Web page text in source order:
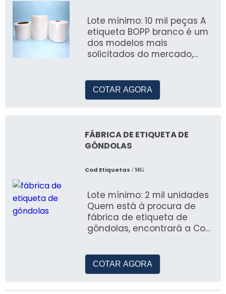
Lote mínimo: 10 mil peças A
etiqueta BOPP branco é um
dos modelos mais
solicitados do mercado,
COTAR AGORA
FÁBRICA DE ETIQUETA DE
GÔNDOLAS
Cod Etiquetas / MG
Lote mínimo: 2 mil unidades
Quem está à procura de
fábrica de etiqueta de
gôndolas, encontrará a Cod
COTAR AGORA